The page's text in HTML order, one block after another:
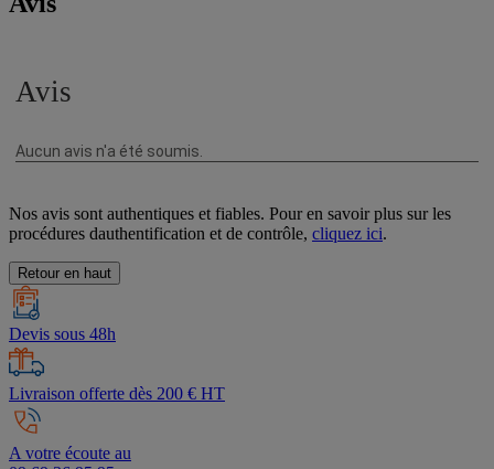
Nos avis sont authentiques et fiables. Pour en savoir plus sur les
procédures dauthentification et de contrôle, cliquez ici.
Retour en haut
Devis sous 48h
Livraison offerte dès 200 € HT
A votre écoute au